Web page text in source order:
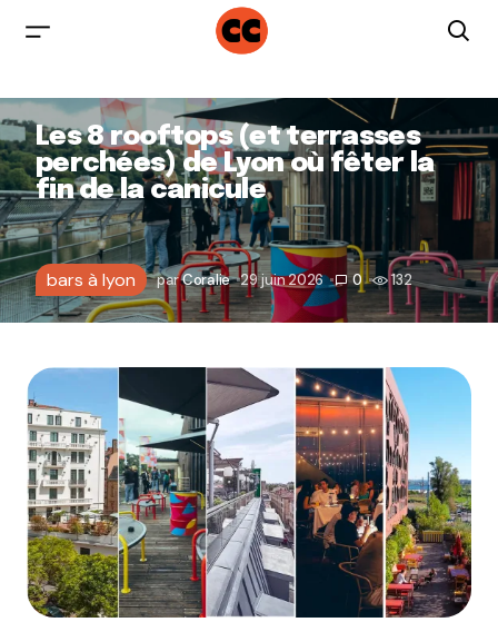
Les 8 rooftops (et terrasses
perchées) de Lyon où fêter la
fin de la canicule
bars à lyon parCoralie 29 juin 2026 0 132